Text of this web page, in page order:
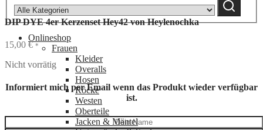
DIP DYE 4er Kerzenset Hey42 von Heylenochka
15,00 € *
Nicht vorrätig
Informiert mich per Email wenn das Produkt wieder verfügbar
ist.
category: Suchen
Onlineshop
Frauen
Kleider
Overalls
Hosen
Röcke
Westen
Oberteile
Jacken & Mäntel